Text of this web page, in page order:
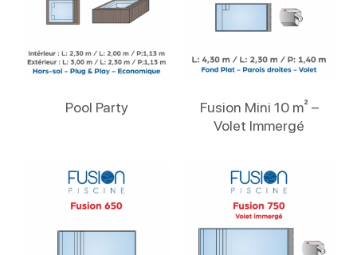
Pool Party
Fusion Mini 10 m² –
Volet Immergé